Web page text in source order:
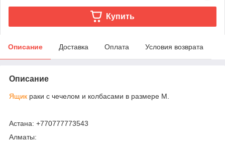
Купить
Описание Доставка Оплата Условия возврата
Описание
Ящик раки с чечелом и колбасами в размере М.
Астана: +770777773543
Алматы: